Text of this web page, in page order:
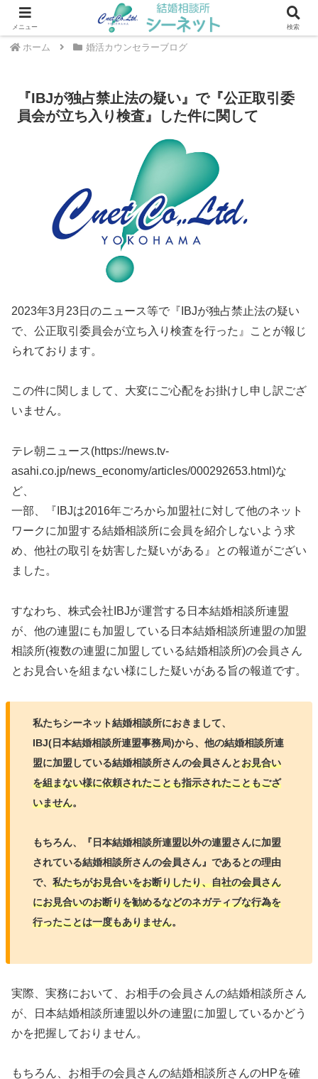
川崎・武蔵小杉エリアの結婚相談所 ｜ シーネット結婚相談所
ホーム 婚活カウンセラーブログ
『IBJが独占禁止法の疑い』で『公正取引委
員会が立ち入り検査』した件に関して
2023年3月23日のニュース等で『IBJが独占禁止法の疑い
で、公正取引委員会が立ち入り検査を行った』ことが報じ
られております。
この件に関しまして、大変にご心配をお掛けし申し訳ござ
いません。
テレ朝ニュース(https://news.tv-
asahi.co.jp/news_economy/articles/000292653.html)な
ど、
一部、『IBJは2016年ごろから加盟社に対して他のネット
ワークに加盟する結婚相談所に会員を紹介しないよう求
め、他社の取引を妨害した疑いがある』との報道がござい
ました。
すなわち、株式会社IBJが運営する日本結婚相談所連盟
が、他の連盟にも加盟している日本結婚相談所連盟の加盟
相談所(複数の連盟に加盟している結婚相談所)の会員さん
とお見合いを組まない様にした疑いがある旨の報道です。
私たちシーネット結婚相談所におきまして、
IBJ(日本結婚相談所連盟事務局)から、他の結婚相談所連
盟に加盟している結婚相談所さんの会員さんとお見合い
を組まない様に依頼されたことも指示されたこともござ
いません。
もちろん、『日本結婚相談所連盟以外の連盟さんに加盟
されている結婚相談所さんの会員さん』であるとの理由
で、 私たちがお見合いをお断りしたり、自社の会員さん
にお見合いのお断りを勧めるなどのネガティブな行為を
行ったことは一度もありません。
実際、実務において、お相手の会員さんの結婚相談所さん
が、日本結婚相談所連盟以外の連盟に加盟しているかどう
かを把握しておりません。
もちろん、お相手の会員さんの結婚相談所さんのHPを確
メニュー 検索